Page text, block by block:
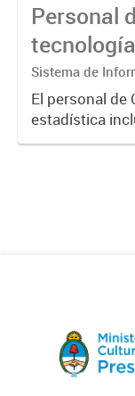
Personal
tecnología
Sistema de
Tecnología
El personal de
estadística
personas